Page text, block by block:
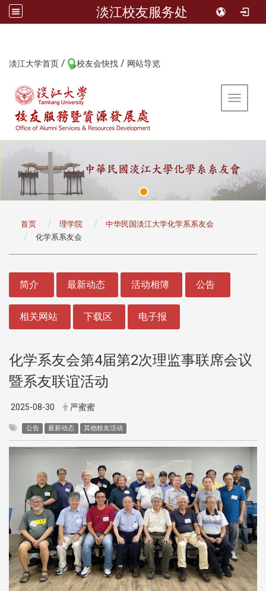
淡江校友服务处
淡江大学首页 / 校友会快找 / 网站导览
Toggle
首页 理学院
中华民国淡江大学化学系系友会
化学系系友会
简介 最新动态 活动相簿 公告
相关网站 下载区 电子报
化学系友会第4届第2次理监事联席会议
暨系友联谊活动
2025-08-30 严蜜蜜
公告 最新动态 其他校友活动